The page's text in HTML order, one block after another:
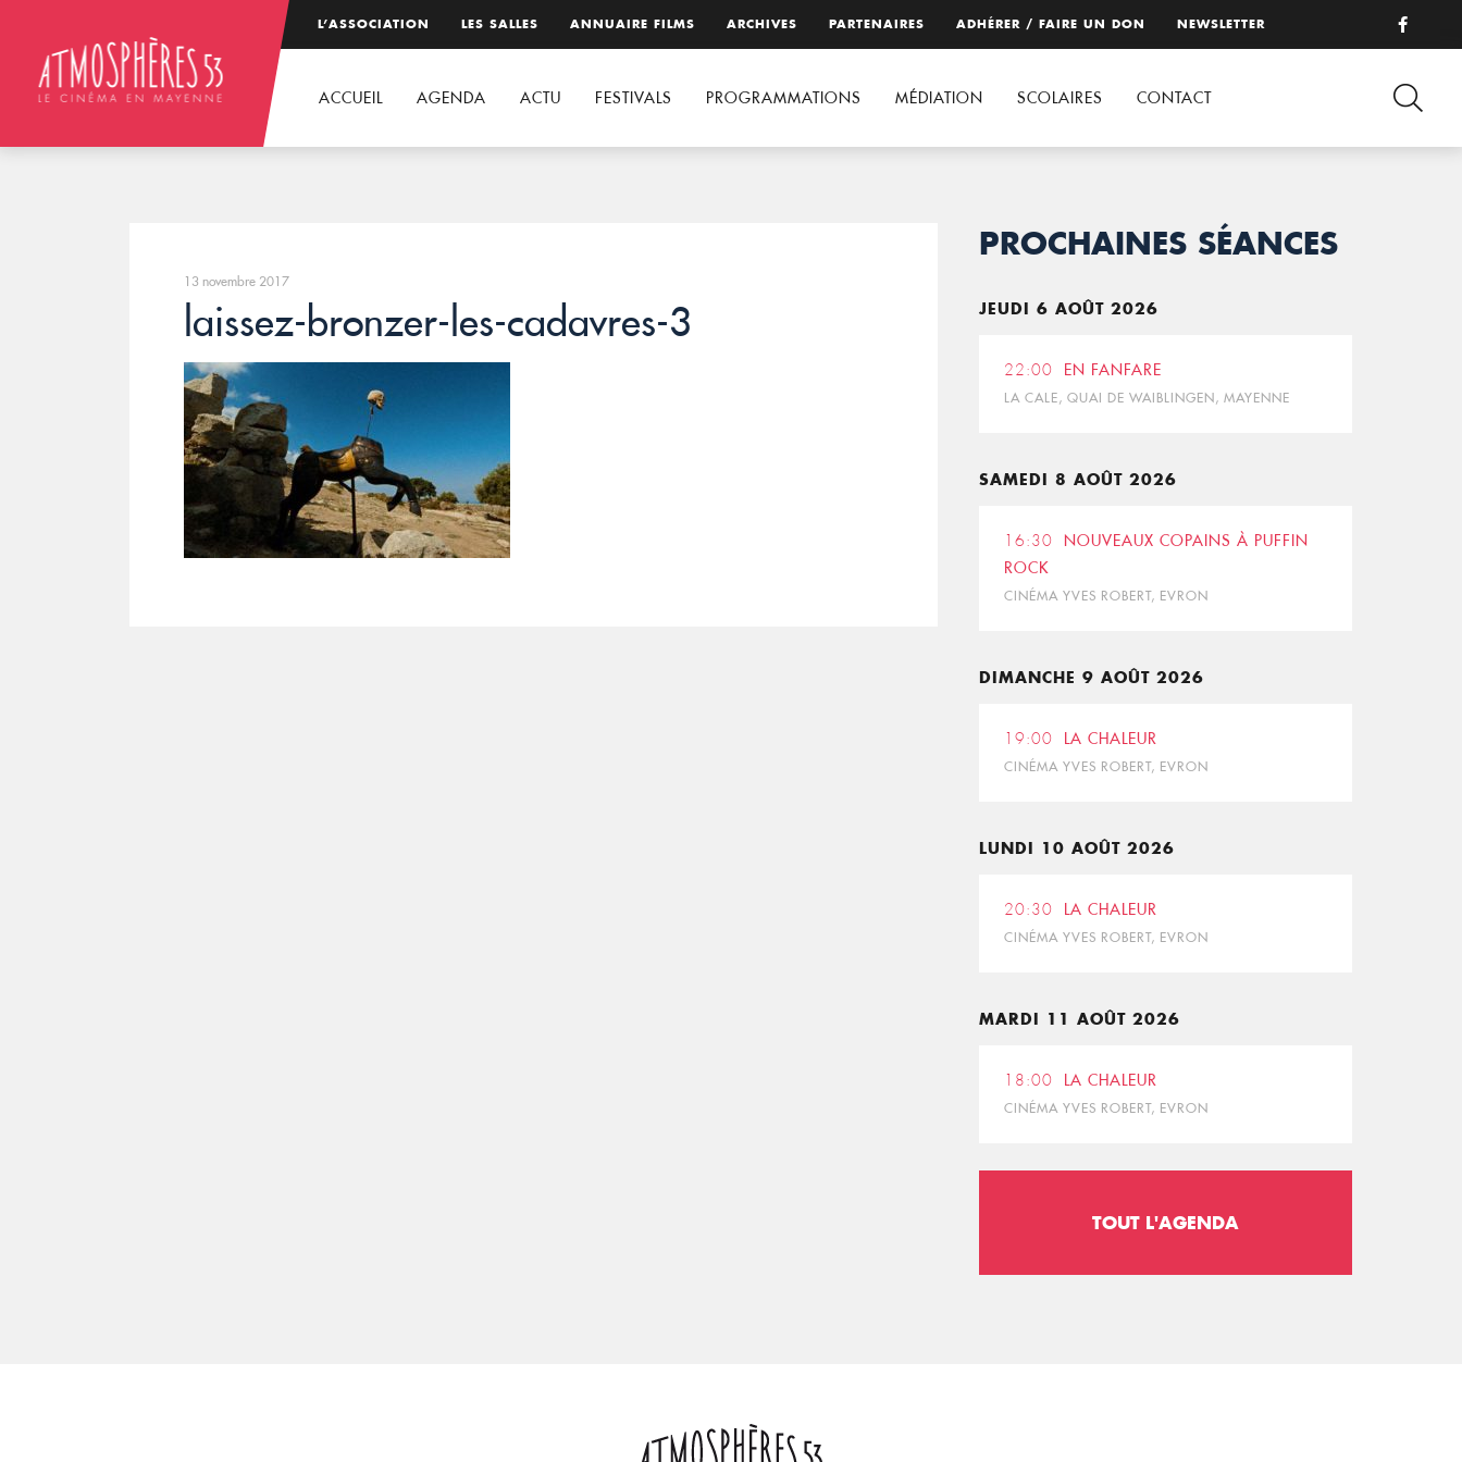
L’ASSOCIATION LES SALLES ANNUAIRE FILMS ARCHIVES PARTENAIRES ADHÉRER / FAIRE UN DON NEWSLETTER
ACCUEIL AGENDA ACTU FESTIVALS PROGRAMMATIONS MÉDIATION SCOLAIRES CONTACT
13 novembre 2017
laissez-bronzer-les-cadavres-3
PROCHAINES SÉANCES
JEUDI 6 AOÛT 2026
22:00 EN FANFARE
LA CALE, QUAI DE WAIBLINGEN, MAYENNE
SAMEDI 8 AOÛT 2026
16:30
NOUVEAUX COPAINS À PUFFIN
ROCK
CINÉMA YVES ROBERT, EVRON
DIMANCHE 9 AOÛT 2026
19:00 LA CHALEUR
CINÉMA YVES ROBERT, EVRON
LUNDI 10 AOÛT 2026
20:30 LA CHALEUR
CINÉMA YVES ROBERT, EVRON
MARDI 11 AOÛT 2026
18:00 LA CHALEUR
CINÉMA YVES ROBERT, EVRON
TOUT L'AGENDA